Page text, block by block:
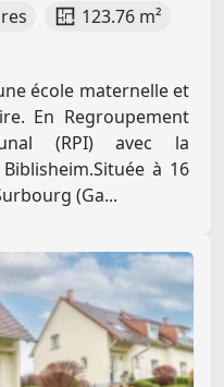
123.76 m²
école maternelle et
En Regroupement
(RPI) avec la
à 16
(Ga...